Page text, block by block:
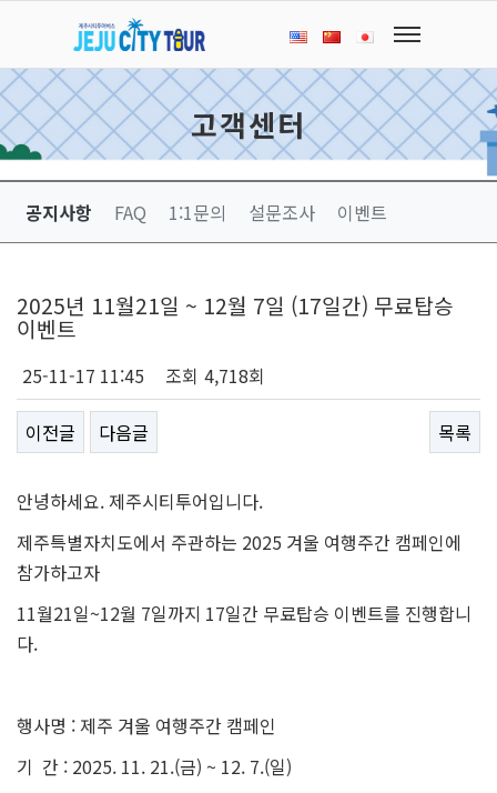
고객센터
공지사항 FAQ 1:1문의 설문조사 이벤트
2025년 11월21일 ~ 12월 7일 (17일간) 무료탑승
이벤트
25-11-17 11:45 조회 4,718회
이전글 다음글 목록
안녕하세요. 제주시티투어입니다.
제주특별자치도에서 주관하는 2025 겨울 여행주간 캠페인에
참가하고자
11월21일~12월 7일까지 17일간 무료탑승 이벤트를 진행합니
다.
행사명 : 제주 겨울 여행주간 캠페인
기 간 : 2025. 11. 21.(금) ~ 12. 7.(일)